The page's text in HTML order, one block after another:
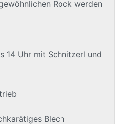
Rock werden
14 Uhr mit Schnitzerl und
Blech